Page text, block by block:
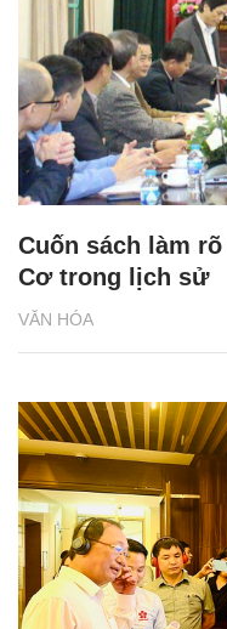
VĂN HÓA
Cuốn sách làm
Cơ trong lịch sử